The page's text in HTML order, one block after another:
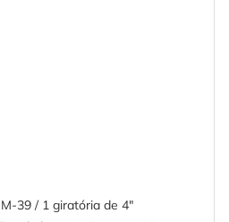
39 / 1 giratória de 4"